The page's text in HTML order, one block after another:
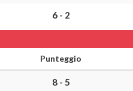
6 - 2
Punteggio
8 - 5